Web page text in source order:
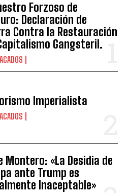
Forzoso de
Declaración de
Contra la Restauración
Gangsteril.
Imperialista
Montero: «La Desidia de
ante Trump es
Inaceptable»